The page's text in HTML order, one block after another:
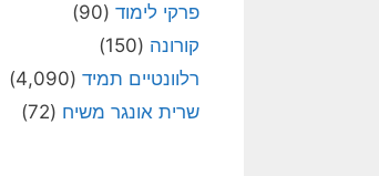
פרקי לימוד (90)
קורונה (150)
רלוונטיים תמיד (4,090)
שרית אונגר משיח (72)